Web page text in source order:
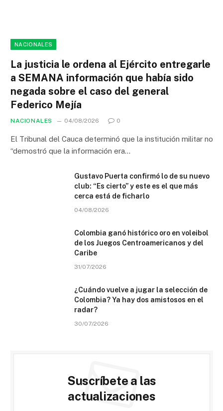
NACIONALES
La justicia le ordena al Ejército entregarle
a SEMANA información que había sido
negada sobre el caso del general
Federico Mejía
NACIONALES 04/08/2026 0
El Tribunal del Cauca determinó que la institución militar no
“demostró que la información era…
Gustavo Puerta confirmó lo de su nuevo
club: “Es cierto” y este es el que más
cerca está de ficharlo
04/08/2026
Colombia ganó histórico oro en voleibol
de los Juegos Centroamericanos y del
Caribe
31/07/2026
¿Cuándo vuelve a jugar la selección de
Colombia? Ya hay dos amistosos en el
radar?
30/07/2026
Suscríbete a las
actualizaciones